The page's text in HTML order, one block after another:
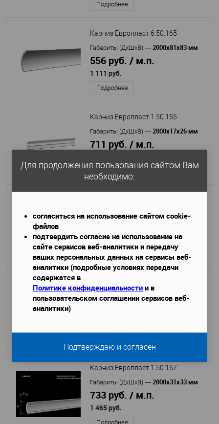
Подробнее
Карниз Европласт 6.50.165
Габариты (ДхШхВ) — 2000х81х83 мм
556 руб. / м.п.
1 111 руб.
Подробнее
Карниз Европласт 1.50.155
Габариты (ДхШхВ) — 2000х17х26 мм
711 руб. / м.п.
Подробнее
Габариты (ДхШхВ)—2000х23х23 мм
1 432 руб.
Подробнее
Габариты (ДхШхВ)—2000x25x27 мм
Карниз Европласт 1.50.157
Габариты (ДхШхВ) — 2000х31х33 мм
733 руб. / м.п.
1 465 руб.
Подробнее
Для продолжения пользования сайтом Вам
необходимо:
согласиться на использование сайтом cookie-
файлов
подтвердить согласие на использование на
сайте сервисов веб-аналитики и передачу
ваших персональных данных на сервисы веб-
аналитики (подробные условиях передачи
содержатся в
Политике конфиденциальности и в
пользовательском соглашении сервисов веб-
аналитики)
Подтверждаю и согласен